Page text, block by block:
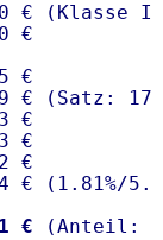
€ (Klasse I)
€
€
€ (Satz:
€
€
€
€ ( 1.81%/
€